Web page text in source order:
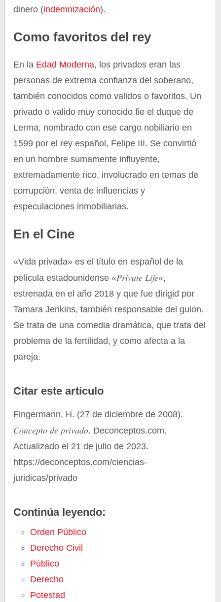
dinero (indemnización).
Como favoritos del rey
En la Edad Moderna, los privados eran las
personas de extrema confianza del soberano,
también conocidos como validos o favoritos. Un
privado o valido muy conocido fie el duque de
Lerma, nombrado con ese cargo nobiliario en
1599 por el rey español, Felipe III. Se convirtió
en un hombre sumamente influyente,
extremadamente rico, involucrado en temas de
corrupción, venta de influencias y
especulaciones inmobiliarias.
En el Cine
«Vida privada» es el título en español de la
película estadounidense «Private Life«,
estrenada en el año 2018 y que fue dirigid por
Tamara Jenkins, también responsable del guion.
Se trata de una comedia dramática, que trata del
problema de la fertilidad, y como afecta a la
pareja.
Citar este artículo
Fingermann, H. (27 de diciembre de 2008).
Concepto de privado. Deconceptos.com.
Actualizado el 21 de julio de 2023.
https://deconceptos.com/ciencias-
juridicas/privado
Continúa leyendo:
Orden Público
Derecho Civil
Público
Derecho
Potestad